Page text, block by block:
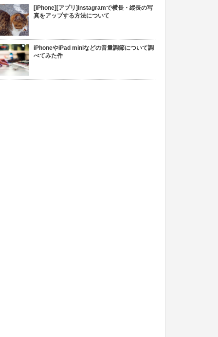
[iPhone][アプリ]Instagramで横長・縦長の写
真をアップする方法について
iPhoneやiPad miniなどの音量調節について調
べてみた件